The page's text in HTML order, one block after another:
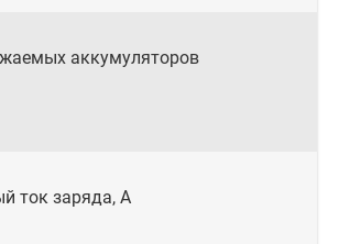
аккумуляторов
ток заряда, А